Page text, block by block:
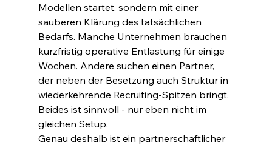
Modellen startet, sondern mit einer
sauberen Klärung des tatsächlichen
Bedarfs. Manche Unternehmen brauchen
kurzfristig operative Entlastung für einige
Wochen. Andere suchen einen Partner,
der neben der Besetzung auch Struktur in
wiederkehrende Recruiting-Spitzen bringt.
Beides ist sinnvoll - nur eben nicht im
gleichen Setup.
Genau deshalb ist ein partnerschaftlicher